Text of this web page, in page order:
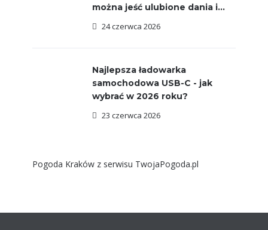
można jeść ulubione dania i...
24 czerwca 2026
Najlepsza ładowarka
samochodowa USB-C - jak
wybrać w 2026 roku?
23 czerwca 2026
Pogoda Kraków z serwisu TwojaPogoda.pl